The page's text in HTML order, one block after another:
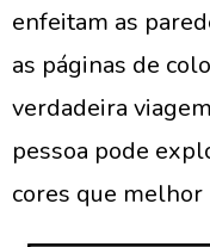
enfeitam as
as páginas de
verdadeira
pessoa pode
cores que